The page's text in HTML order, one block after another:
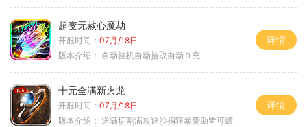
超变无赦心魔劫
开服时间： 07月/18日
版本介绍： 自动挂机自动拾取自动０充
详情
十元全满新火龙
开服时间： 07月/18日
版本介绍： 送满切割满攻速沙捐狂暴赞助皆可嫖
详情